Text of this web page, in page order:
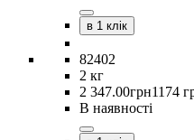
в 1 клік
82402
2 кг
2 347.00грн1174
В наявності